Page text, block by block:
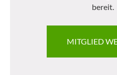
bereit.
MITGLIED